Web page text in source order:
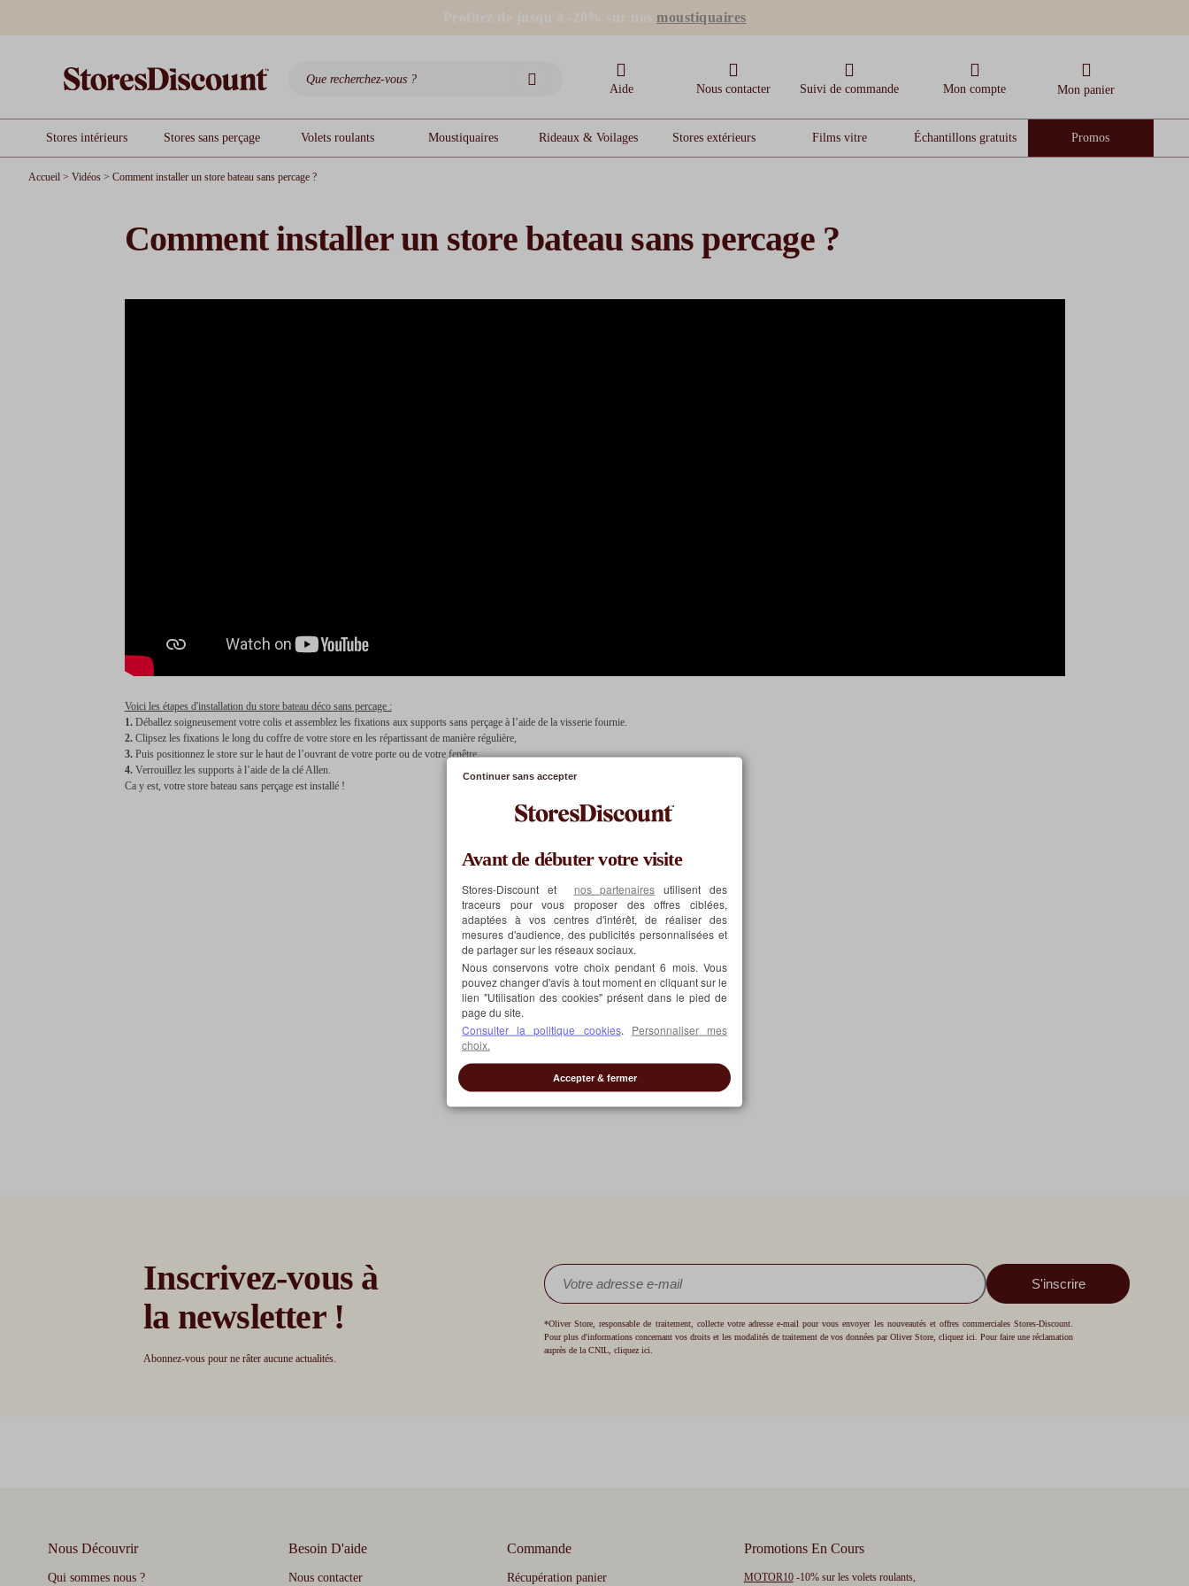
stores intérieurs et volets motorisés*stores bannes standards
Profitez de jusqu'à -20% sur nos moustiquaires
Aide Nous contacter Suivi de commande Mon compte Mon panier
Stores intérieurs Stores sans perçage Volets roulants Moustiquaires Rideaux & Voilages Stores extérieurs Films vitre Échantillons gratuits Promos
Accueil > Vidéos > Comment installer un store bateau sans percage ?
Comment installer un store bateau sans percage ?
Voici les étapes d'installation du store bateau déco sans percage :
1. Déballez soigneusement votre colis et assemblez les fixations aux supports sans perçage à l’aide de la visserie fournie.
2. Clipsez les fixations le long du coffre de votre store en les répartissant de manière régulière,
3. Puis positionnez le store sur le haut de l’ouvrant de votre porte ou de votre fenêtre.
4. Verrouillez les supports à l’aide de la clé Allen.
Ca y est, votre store bateau sans perçage est installé !
Consulter la fiche produit
Inscrivez-vous à
la newsletter !
Abonnez-vous pour ne râter aucune actualités.
S'inscrire
*Oliver Store, responsable de traitement, collecte votre adresse e-mail pour vous envoyer les nouveautés et offres commerciales Stores-Discount.
Pour plus d'informations concernant vos droits et les modalités de traitement de vos données par Oliver Store,cliquez ici
. Pour faire une réclamation
auprès de la CNIL,cliquez ici
Nous Découvrir
Qui sommes nous ?
Besoin D'aide
Nous contacter
Commande
Récupération panier
Promotions En Cours
MOTOR10-10% sur les volets roulants,
Avant de débuter votre visite
Stores-Discount et nos partenaires utilisent des
traceurs pour vous proposer des offres ciblées,
adaptées à vos centres d'intérêt, de réaliser des
mesures d'audience, des publicités personnalisées et
de partager sur les réseaux sociaux.
Nous conservons votre choix pendant 6 mois. Vous
pouvez changer d'avis à tout moment en cliquant sur le
lien "Utilisation des cookies" présent dans le pied de
page du site.
Consulter la politique cookies. Personnaliser mes
choix.
Accepter & fermer
Continuer sans accepter